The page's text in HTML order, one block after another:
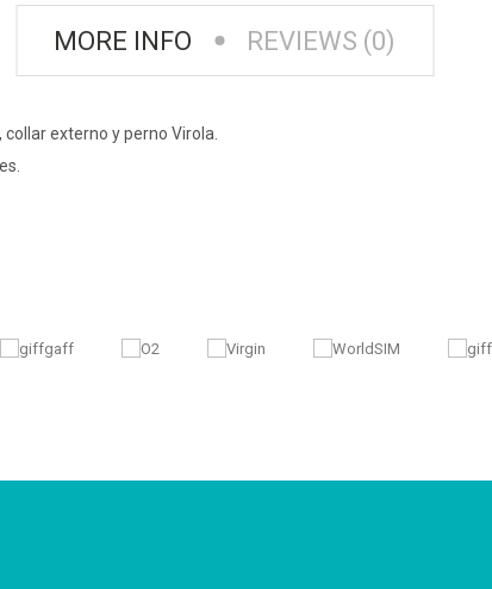
MORE INFO REVIEWS (0)
externo y perno Virola.